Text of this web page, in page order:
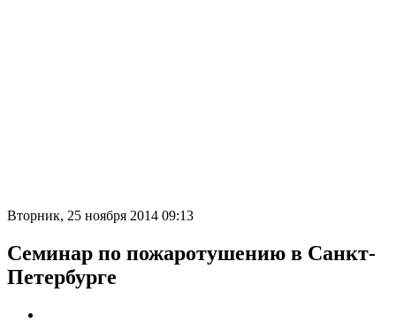
Вторник, 25 ноября 2014 09:13
Семинар по пожаротушению в Санкт-
Петербурге